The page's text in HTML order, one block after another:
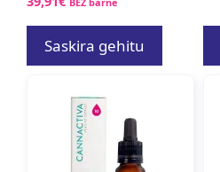
Saskira gehitu